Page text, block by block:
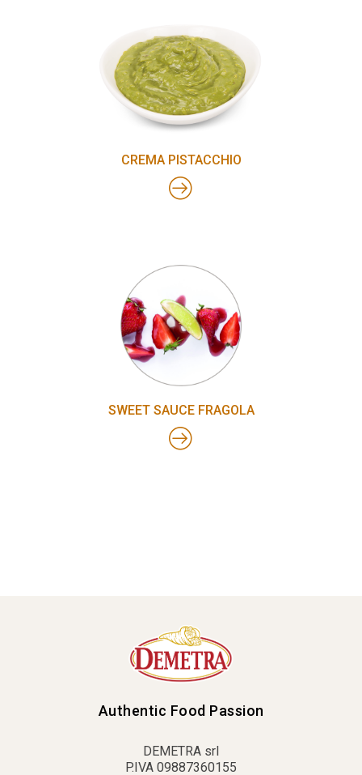
CREMA PISTACCHIO
SWEET SAUCE FRAGOLA
Authentic Food Passion
DEMETRA srl
P.IVA 09887360155